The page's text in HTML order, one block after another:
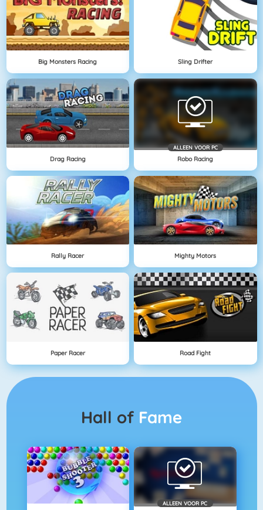
Big Monsters Racing Sling Drifter
Drag Racing
ALLEEN VOOR PC
Robo Racing
Rally Racer Mighty Motors
Paper Racer Road Fight
Hall of Fame
ALLEEN VOOR PC